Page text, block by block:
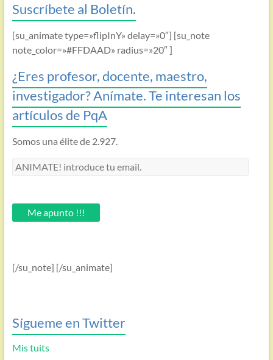
Suscríbete al Boletín.
[su_animate type=»flipInY» delay=»0″] [su_note
note_color=»#FFDAAD» radius=»20″ ]
¿Eres profesor, docente, maestro,
investigador? Anímate. Te interesan los
artículos de PqA
Somos una élite de 2.927.
ANIMATE!
email.Me apunto !!!
[/su_note] [/su_animate]
Sígueme en Twitter
Mis tuits